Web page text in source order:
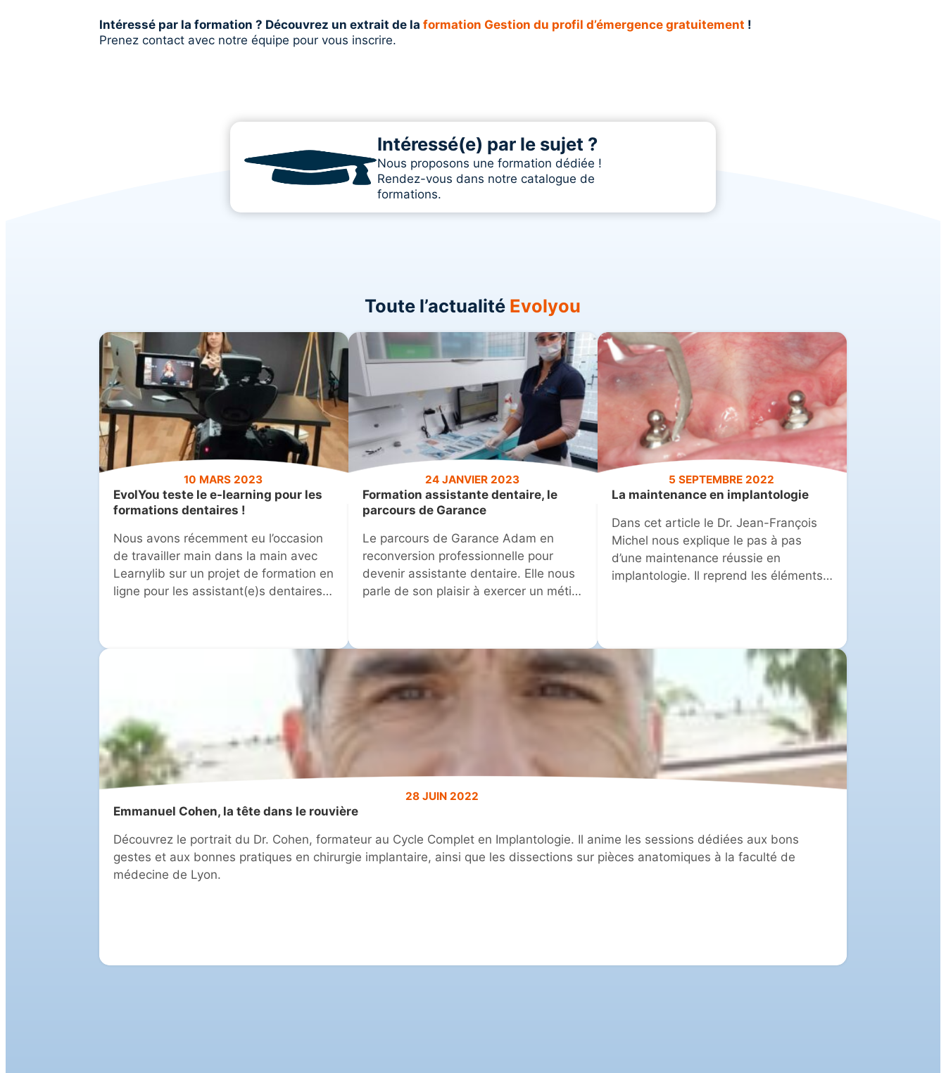
Intéressé par la formation ? Découvrez un extrait de la formation Gestion du profil d’émergence gratuitement !
Prenez contact avec notre équipe pour vous inscrire.
Intéressé(e) par le sujet ?
Nous proposons une formation dédiée !
Rendez-vous dans notre catalogue de
formations.
Toute l’actualité Evolyou
10 MARS 2023
EvolYou teste le e-learning pour les
formations dentaires !
Nous avons récemment eu l’occasion
de travailler main dans la main avec
Learnylib sur un projet de formation en
ligne pour les assistant(e)s dentaires.
24 JANVIER 2023
Formation assistante dentaire, le
parcours de Garance
Le parcours de Garance Adam en
reconversion professionnelle pour
devenir assistante dentaire. Elle nous
parle de son plaisir à exercer un métier
5 SEPTEMBRE 2022
La maintenance en implantologie
Dans cet article le Dr. Jean-François
Michel nous explique le pas à pas
d’une maintenance réussie en
implantologie. Il reprend les éléments
28 JUIN 2022
Emmanuel Cohen, la tête dans le rouvière
Découvrez le portrait du Dr. Cohen, formateur au Cycle Complet en Implantologie. Il anime les sessions dédiées aux bons
gestes et aux bonnes pratiques en chirurgie implantaire, ainsi que les dissections sur pièces anatomiques à la faculté de
médecine de Lyon.